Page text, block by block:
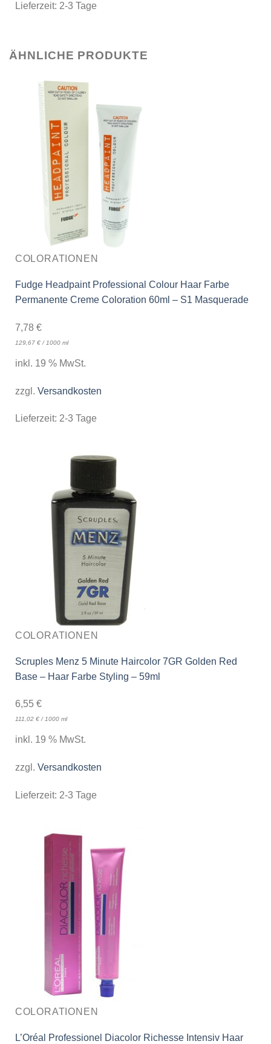
Lieferzeit: 2-3 Tage
ÄHNLICHE PRODUKTE
COLORATIONEN
Fudge Headpaint Professional Colour Haar Farbe
Permanente Creme Coloration 60ml – S1 Masquerade
7,78 €
129,67 €/ 1000 ml
inkl. 19 % MwSt.
zzgl. Versandkosten
Lieferzeit: 2-3 Tage
COLORATIONEN
Scruples Menz 5 Minute Haircolor 7GR Golden Red
Base – Haar Farbe Styling – 59ml
6,55 €
111,02 €/1000 ml
inkl. 19 % MwSt.
zzgl. Versandkosten
Lieferzeit: 2-3 Tage
COLORATIONEN
L’Oréal Professionel Diacolor Richesse Intensiv Haar